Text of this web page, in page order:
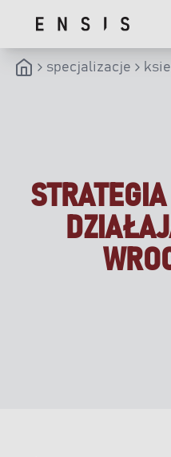
specjalizacje